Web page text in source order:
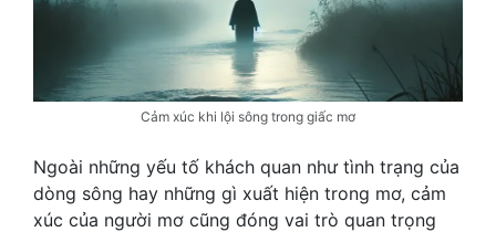
Cảm xúc khi lội sông trong giấc mơ
Ngoài những yếu tố khách quan như tình trạng của
dòng sông hay những gì xuất hiện trong mơ, cảm
xúc của người mơ cũng đóng vai trò quan trọng